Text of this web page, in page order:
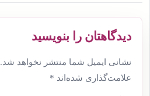
دیدگاهتان را بنویسید
نشانی ایمیل شما منتشر نخواهد شد.
علامت‌گذاری شده‌اند *